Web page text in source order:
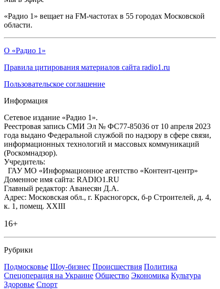
«Радио 1» вещает на FM-частотах в 55 городах Московской
области.
О «Радио 1»
Правила цитирования материалов сайта radio1.ru
Пользовательское соглашение
Информация
Сетевое издание «Радио 1».
Реестровая запись СМИ Эл № ФС77-85036 от 10 апреля 2023
года выдано Федеральной службой по надзору в сфере связи,
информационных технологий и массовых коммуникаций
(Роскомнадзор).
Учредитель:
ГАУ МО «Информационное агентство «Контент-центр»
Доменное имя сайта: RADIO1.RU
Главный редактор: Аванесян Д.А.
Адрес: Московская обл., г. Красногорск, б-р Строителей, д. 4,
к. 1, помещ. XXIII
16+
Рубрики
Подмосковье Шоу-бизнес Происшествия Политика
Спецоперация на Украине Общество Экономика Культура
Здоровье Спорт